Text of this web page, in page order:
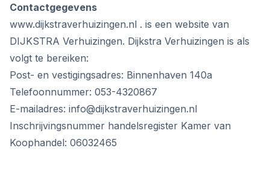
Contactgegevens
www.dijkstraverhuizingen.nl . is een website van
DIJKSTRA Verhuizingen. Dijkstra Verhuizingen is als
volgt te bereiken:
Post- en vestigingsadres: Binnenhaven 140a
Telefoonnummer: 053-4320867
E-mailadres: info@dijkstraverhuizingen.nl
Inschrijvingsnummer handelsregister Kamer van
Koophandel: 06032465